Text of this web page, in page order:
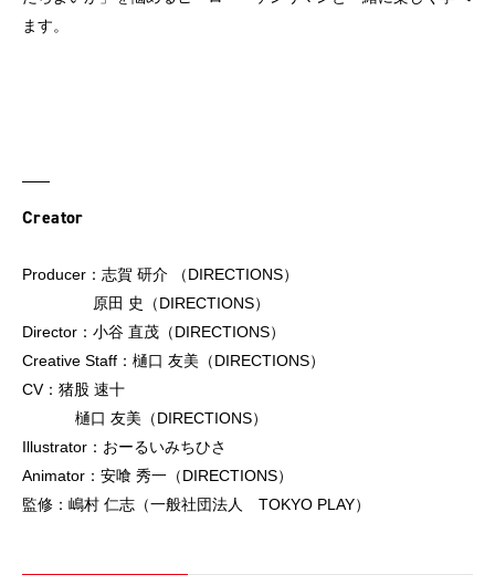
ます。
Creator
Producer：志賀 研介 （DIRECTIONS）
原田 史（DIRECTIONS）
Director：小谷 直茂（DIRECTIONS）
Creative Staff：樋口 友美（DIRECTIONS）
CV：猪股 速十
樋口 友美（DIRECTIONS）
Illustrator：おーるいみちひさ
Animator：安喰 秀一（DIRECTIONS）
監修：嶋村 仁志（一般社団法人 TOKYO PLAY）